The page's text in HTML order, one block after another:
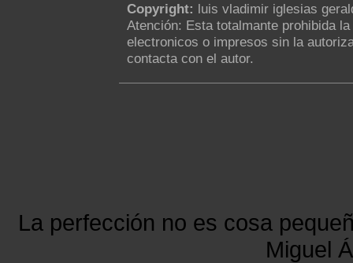
Copyright: luis vladimir iglesias
Atención: Esta totalmante prohibida
electronicos o impresos sin la
contacta con el autor.
La perfección no es cosa
Miguel